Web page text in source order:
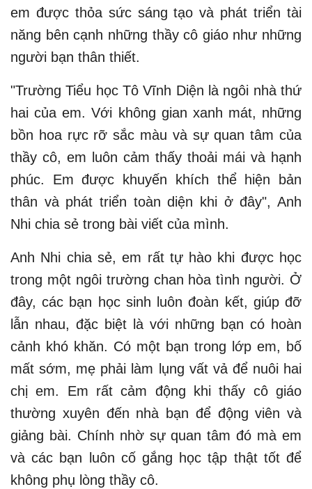
em được thỏa sức sáng tạo và phát triển tài
năng bên cạnh những thầy cô giáo như những
người bạn thân thiết.
"Trường Tiểu học Tô Vĩnh Diện là ngôi nhà thứ
hai của em. Với không gian xanh mát, những
bồn hoa rực rỡ sắc màu và sự quan tâm của
thầy cô, em luôn cảm thấy thoải mái và hạnh
phúc. Em được khuyến khích thể hiện bản
thân và phát triển toàn diện khi ở đây", Anh
Nhi chia sẻ trong bài viết của mình.
Anh Nhi chia sẻ, em rất tự hào khi được học
trong một ngôi trường chan hòa tình người. Ở
đây, các bạn học sinh luôn đoàn kết, giúp đỡ
lẫn nhau, đặc biệt là với những bạn có hoàn
cảnh khó khăn. Có một bạn trong lớp em, bố
mất sớm, mẹ phải làm lụng vất vả để nuôi hai
chị em. Em rất cảm động khi thấy cô giáo
thường xuyên đến nhà bạn để động viên và
giảng bài. Chính nhờ sự quan tâm đó mà em
và các bạn luôn cố gắng học tập thật tốt để
không phụ lòng thầy cô.